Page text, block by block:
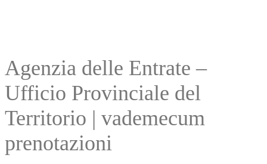
Agenzia delle Entrate –
Ufficio Provinciale del
Territorio | vademecum
prenotazioni